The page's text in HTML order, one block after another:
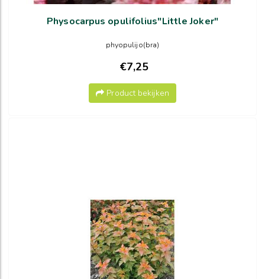
Physocarpus opulifolius"Little Joker"
phyopulijo(bra)
€7,25
Product bekijken